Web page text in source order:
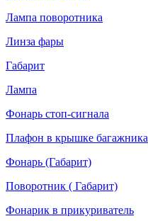
Лампа поворотника
Линза фары
Габарит
Лампа
Фонарь стоп-сигнала
Плафон в крышке багажника
Фонарь (Габарит)
Поворотник ( Габарит)
Фонарик в прикуриватель